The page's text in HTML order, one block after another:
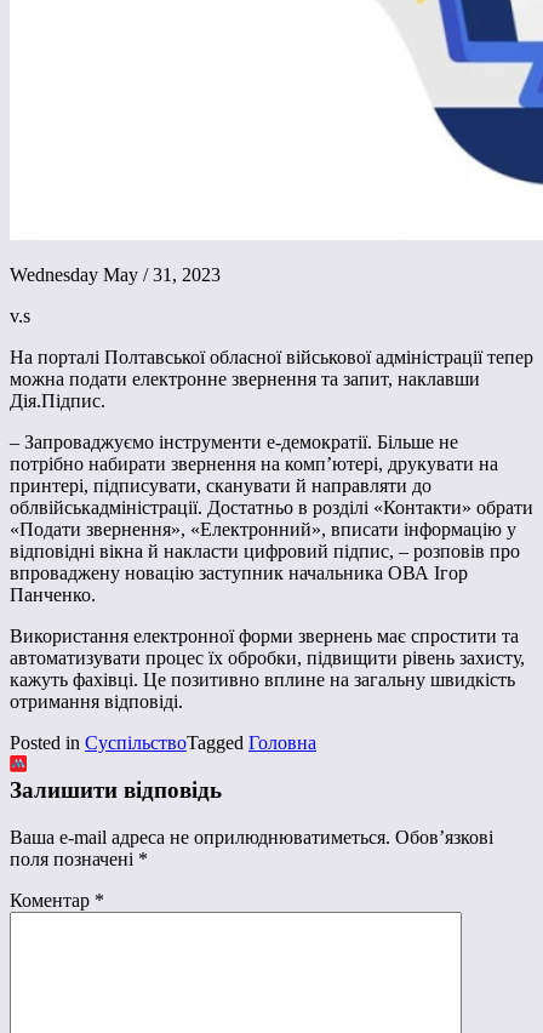
Wednesday May / 31, 2023
v.s
На порталі Полтавської обласної військової адміністрації тепер
можна подати електронне звернення та запит, наклавши
Дія.Підпис.
– Запроваджуємо інструменти е-демократії. Більше не
потрібно набирати звернення на комп’ютері, друкувати на
принтері, підписувати, сканувати й направляти до
облвійськадміністрації. Достатньо в розділі «Контакти» обрати
«Подати звернення», «Електронний», вписати інформацію у
відповідні вікна й накласти цифровий підпис, – розповів про
впроваджену новацію заступник начальника ОВА Ігор
Панченко.
Використання електронної форми звернень має спростити та
автоматизувати процес їх обробки, підвищити рівень захисту,
кажуть фахівці. Це позитивно вплине на загальну швидкість
отримання відповіді.
Posted in СуспільствоTagged Головна
Залишити відповідь
Ваша e-mail адреса не оприлюднюватиметься. Обов’язкові
поля позначені *
Коментар *